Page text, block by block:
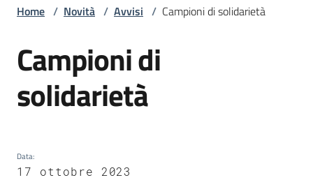
Amministrazione
Novità
Menu selezionato
Vivere
Casalfiumanese
Home / Novità / Avvisi / Campioni di solidarietà
Salta al contenuto
Campioni di
solidarietà
Data:
17 ottobre 2023